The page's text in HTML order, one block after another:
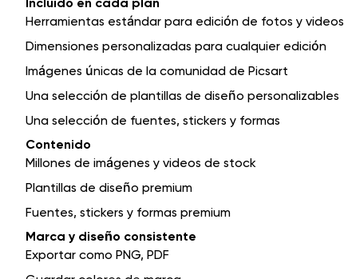
Herramientas estándar para edición de fotos y videos
Dimensiones personalizadas para cualquier edición
Imágenes únicas de la comunidad de Picsart
Una selección de plantillas de diseño personalizables
Una selección de fuentes, stickers y formas
Contenido
Millones de imágenes y videos de stock
Plantillas de diseño premium
Fuentes, stickers y formas premium
Marca y diseño consistente
Exportar como PNG, PDF